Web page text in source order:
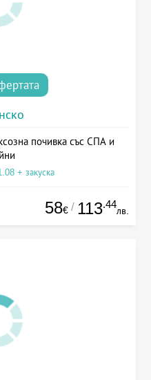
почивка със СПА и
+ закуска
58€ / 113.44
лв.